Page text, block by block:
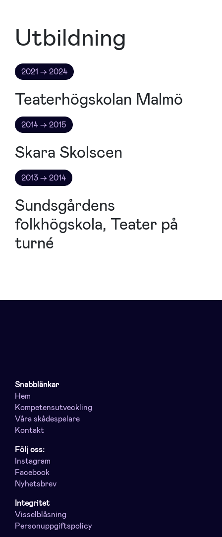
Utbildning
2021 → 2024
Teaterhögskolan Malmö
2014 → 2015
Skara Skolscen
2013 → 2014
Sundsgårdens
folkhögskola, Teater på
turné
Snabblänkar
Hem
Kompetensutveckling
Våra skådespelare
Kontakt
Följ oss:
Instagram
Facebook
Nyhetsbrev
Integritet
Visselblåsning
Personuppgiftspolicy